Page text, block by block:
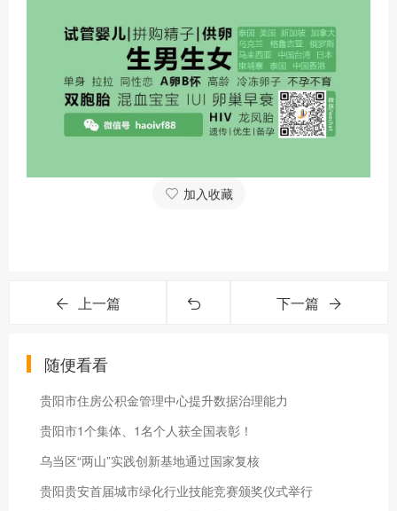
加入收藏
上一篇 下一篇
随便看看
贵阳市住房公积金管理中心提升数据治理能力
贵阳市1个集体、1名个人获全国表彰！
乌当区“两山”实践创新基地通过国家复核
贵阳贵安首届城市绿化行业技能竞赛颁奖仪式举行